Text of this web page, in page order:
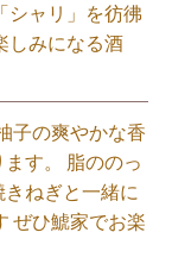
シャリ」を彷彿
しみになる酒
子の爽やかな香
す。 脂ののっ
ねぎと一緒に
ぜひ鯱家でお楽